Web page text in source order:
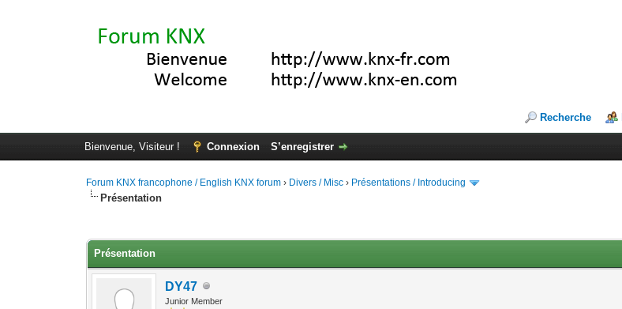
Recherche
Bienvenue, Visiteur ! Connexion S’enregistrer
Forum KNX francophone / English KNX forum › Divers / Misc › Présentations / Introducing
Présentation
Présentation
DY47
Junior Member